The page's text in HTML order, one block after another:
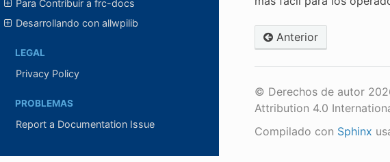
Para Contribuir a frc-docs
Desarrollando con allwpilib
LEGAL
Privacy Policy
PROBLEMAS
Report a Documentation Issue
Anterior
© Derechos de autor
Attribution 4.0
Compilado con Sphinx